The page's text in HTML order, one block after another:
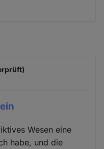
Wesen eine
habe, und die